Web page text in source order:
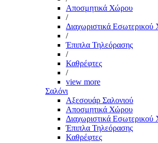
Αποσμητικά Χώρου
/
Διαχωριστικά
/
Έπιπλα Τηλεόρασης
/
Καθρέφτες
/
view more
Σαλόνι
Αξεσουάρ Σαλονιού
Αποσμητικά Χώρου
Διαχωριστικά
Έπιπλα Τηλεόρασης
Καθρέφτες